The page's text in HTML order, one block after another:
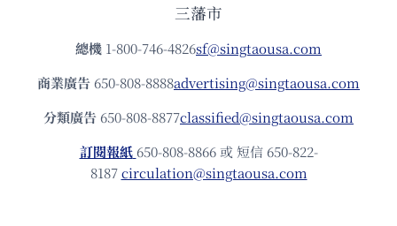
三藩市
總機 1-800-746-4826sf@singtaousa.com
商業廣告 650-808-8888advertising@singtaousa.com
分類廣告 650-808-8877classified@singtaousa.com
訂閱報紙 650-808-8866 或 短信 650-822-
8187circulation@singtaousa.com